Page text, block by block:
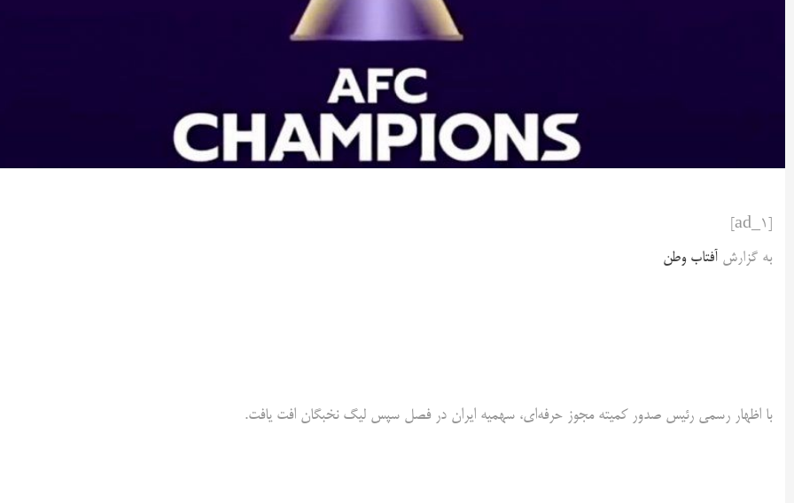
به گزارش آفتاب وطن
با اظهار رسمی رئیس صدور کمیته مجوز حرفه‌ای، سهمیه ایران در فصل سپس لیگ نخبگان افت یافت.